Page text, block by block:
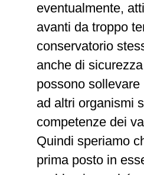
eventualmente,
avanti da troppo
conservatorio
anche di
possono
ad altri organismi
competenze dei
Quindi speriamo
prima posto in